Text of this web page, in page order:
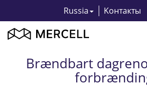
Russia Kонтакты
Brændbart